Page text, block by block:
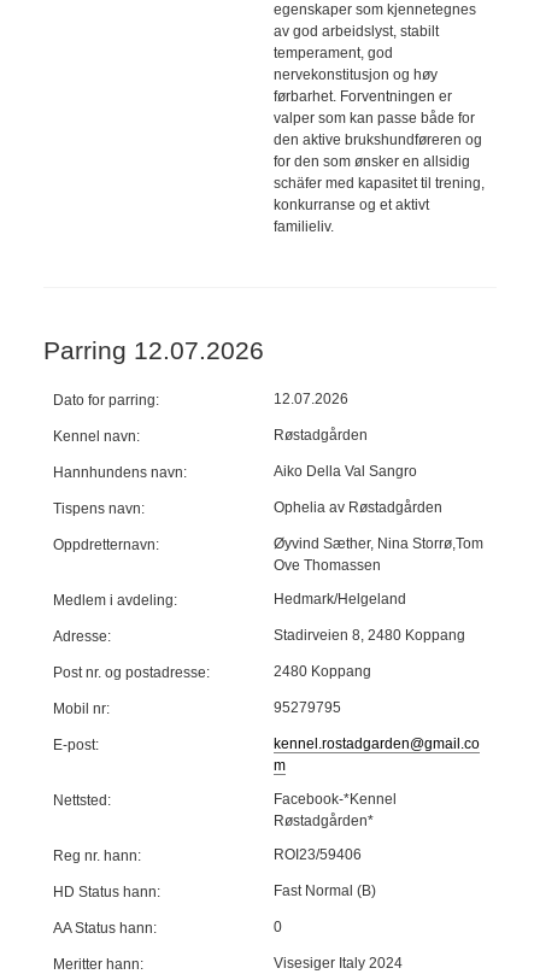
egenskaper som kjennetegnes
av god arbeidslyst, stabilt
temperament, god
nervekonstitusjon og høy
førbarhet. Forventningen er
valper som kan passe både for
den aktive brukshundføreren og
for den som ønsker en allsidig
schäfer med kapasitet til trening,
konkurranse og et aktivt
familieliv.
Parring 12.07.2026
Dato for parring: 12.07.2026
Kennel navn: Røstadgården
Hannhundens navn: Aiko Della Val Sangro
Tispens navn: Ophelia av Røstadgården
Oppdretternavn:
Øyvind Sæther, Nina Storrø,Tom
Ove Thomassen
Medlem i avdeling: Hedmark/Helgeland
Adresse: Stadirveien 8, 2480 Koppang
Post nr. og postadresse: 2480 Koppang
Mobil nr: 95279795
E-post:
kennel.rostadgarden@gmail.co
m
Nettsted:
Facebook-*Kennel
Røstadgården*
Reg nr. hann: ROI23/59406
HD Status hann: Fast Normal (B)
AA Status hann: 0
Meritter hann:
Visesiger Italy 2024